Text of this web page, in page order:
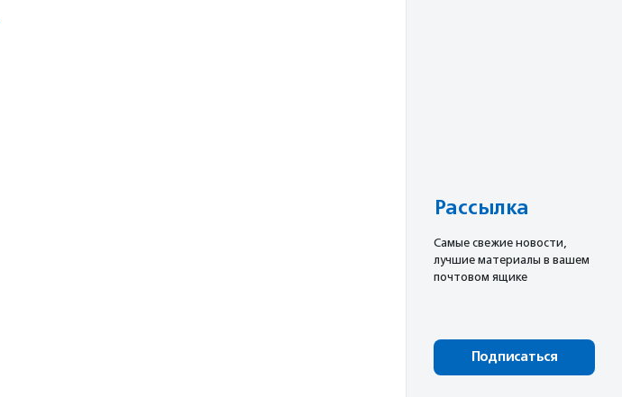
Рассылка
Cамые свежие новости,
лучшие материалы в вашем
почтовом ящике
Подписаться